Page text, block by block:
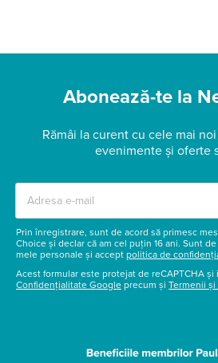
Abonează-te la
Rămâi la curent cu cele mai
evenimente și oferte
Prin înregistrare, sunt de acord să primesc
Choice și declar că am cel puțin 16 ani. Sunt
mele personale și accept politica de
Acest formular este protejat de reCAPTCHA și
Confidențialitate Google precum și Termenii